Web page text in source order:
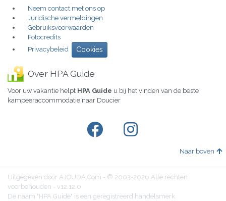
Neem contact met ons op
Juridische vermeldingen
Gebruiksvoorwaarden
Fotocredits
Privacybeleid
Cookies
Over HPA Guide
Voor uw vakantie helpt HPA Guide u bij het vinden van de beste
kampeeraccommodatie naar Doucier
Naar boven
Uitgegeven door AJOUDA.Com - © 2003-2026 Alle rechten
voorbehouden - v12.12.0
De naam "HPA Guide" is een geregistreerd handelsmerk.